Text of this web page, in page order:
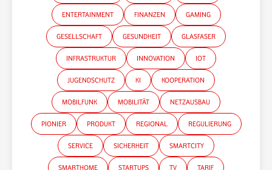
ENTERTAINMENT FINANZEN GAMING
GESELLSCHAFT GESUNDHEIT GLASFASER
INFRASTRUKTUR INNOVATION IOT
JUGENDSCHUTZ KI KOOPERATION
MOBILFUNK MOBILITÄT NETZAUSBAU
PIONIER PRODUKT REGIONAL REGULIERUNG
SERVICE SICHERHEIT SMARTCITY
SMARTHOME STARTUPS TV TARIF